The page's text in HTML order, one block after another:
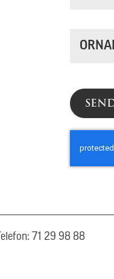
Telefon: 71 29 98 88